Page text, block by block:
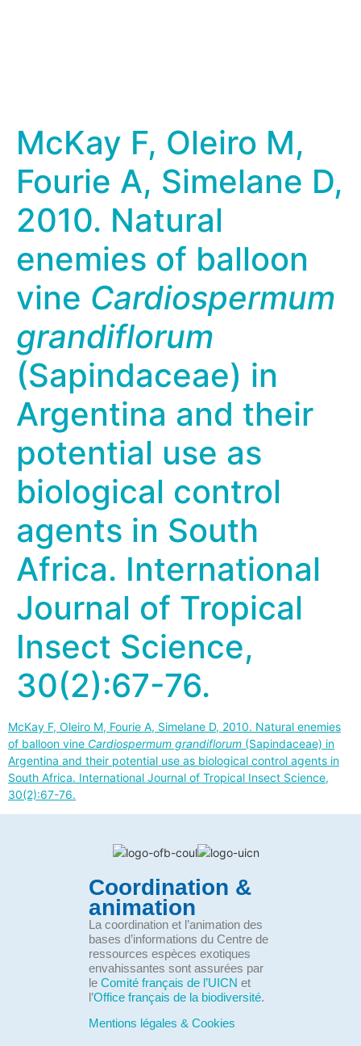
McKay F, Oleiro M,
Fourie A, Simelane D,
2010. Natural
enemies of balloon
vine Cardiospermum
grandiflorum
(Sapindaceae) in
Argentina and their
potential use as
biological control
agents in South
Africa. International
Journal of Tropical
Insect Science,
30(2):67-76.
McKay F, Oleiro M, Fourie A, Simelane D, 2010. Natural enemies
of balloon vine Cardiospermum grandiflorum (Sapindaceae) in
Argentina and their potential use as biological control agents in
South Africa. International Journal of Tropical Insect Science,
30(2):67-76.
Coordination &
animation
La coordination et l’animation des
bases d’informations du Centre de
ressources espèces exotiques
envahissantes sont assurées par
le Comité français de l’UICN et
l’Office français de la biodiversité.
Mentions légales & Cookies